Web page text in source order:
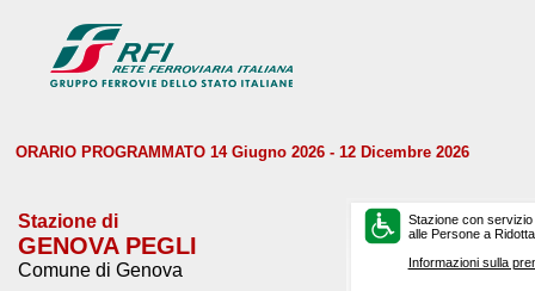
ORARIO PROGRAMMATO 14 Giugno 2026 - 12 Dicembre 2026
Stazione di
GENOVA PEGLI
Comune di Genova
Stazione con
alle Persone a
Informazioni sulla